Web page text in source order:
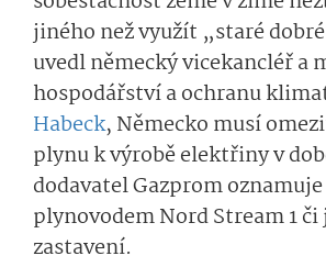
jiného než využít „staré
uvedl německý vicekancléř a
hospodářství a ochranu
Habeck, Německo musí
plynu k výrobě elektřiny v
dodavatel Gazprom
plynovodem Nord Stream 1
zastavení.